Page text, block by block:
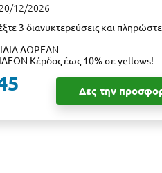
12/2026
3 διανυκτερεύσεις και
ΔΩΡΕΑΝ
Κέρδος έως 10% σε yellows!
Δες την